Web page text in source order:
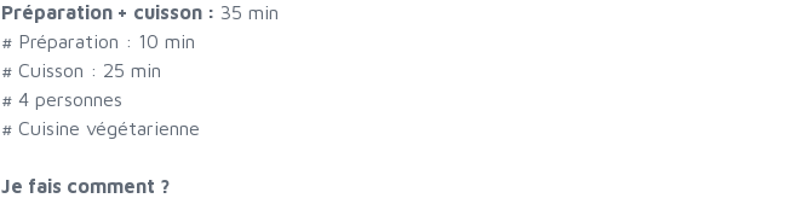
Préparation + cuisson : 35 min
# Préparation : 10 min
# Cuisson : 25 min
# 4 personnes
# Cuisine végétarienne
Je fais comment ?